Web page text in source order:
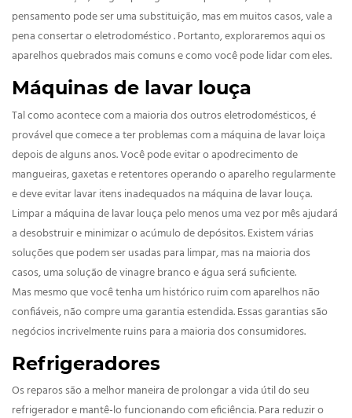
pensamento pode ser uma substituição, mas em muitos casos, vale a
pena consertar o eletrodoméstico . Portanto, exploraremos aqui os
aparelhos quebrados mais comuns e como você pode lidar com eles.
Máquinas de lavar louça
Tal como acontece com a maioria dos outros eletrodomésticos, é
provável que comece a ter problemas com a máquina de lavar loiça
depois de alguns anos. Você pode evitar o apodrecimento de
mangueiras, gaxetas e retentores operando o aparelho regularmente
e deve evitar lavar itens inadequados na máquina de lavar louça.
Limpar a máquina de lavar louça pelo menos uma vez por mês ajudará
a desobstruir e minimizar o acúmulo de depósitos. Existem várias
soluções que podem ser usadas para limpar, mas na maioria dos
casos, uma solução de vinagre branco e água será suficiente.
Mas mesmo que você tenha um histórico ruim com aparelhos não
confiáveis, não compre uma garantia estendida. Essas garantias são
negócios incrivelmente ruins para a maioria dos consumidores.
Refrigeradores
Os reparos são a melhor maneira de prolongar a vida útil do seu
refrigerador e mantê-lo funcionando com eficiência. Para reduzir o